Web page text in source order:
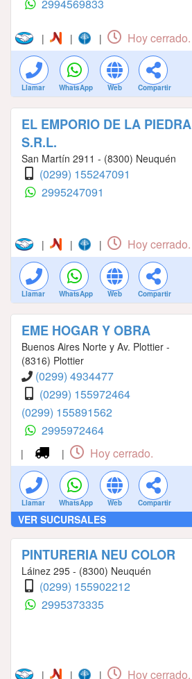
2994569833
| | | Hoy cerrado.
Llamar WhatsApp Web Compartir
EL EMPORIO DE LA PIEDRA
S.R.L.
San Martín 2911 - (8300) Neuquén
(0299) 155247091
2995247091
| | | Hoy cerrado.
Llamar WhatsApp Web Compartir
EME HOGAR Y OBRA
Buenos Aires Norte y Av. Plottier -
(8316) Plottier
(0299) 4934477
(0299) 155972464
(0299) 155891562
2995972464
| | Hoy cerrado.
Llamar WhatsApp Web Compartir
VER SUCURSALES
PINTURERIA NEU COLOR
Láinez 295 - (8300) Neuquén
(0299) 155902212
2995373335
| | | Hoy cerrado.